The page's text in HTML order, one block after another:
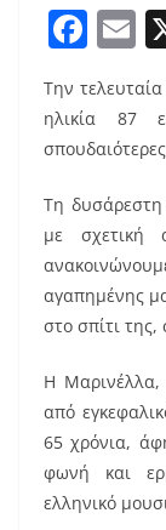
F
a
c
e
b
o
o
k
E
m
ai
l
Την
ηλικία 87
Τη δυσάρεστη
με σχετική
αγαπημένης
στο σπίτι
Η Μαρινέλλα,
από
65 χρόνια,
φωνή και
ελληνικό